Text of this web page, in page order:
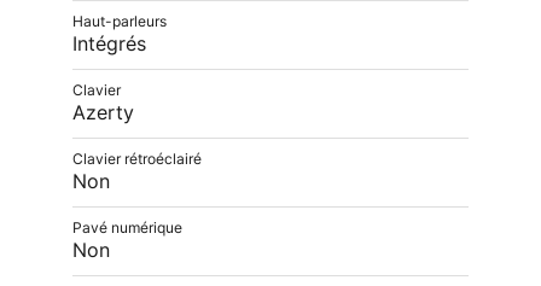
Haut-parleurs
Intégrés
Clavier
Azerty
Clavier rétroéclairé
Non
Pavé numérique
Non